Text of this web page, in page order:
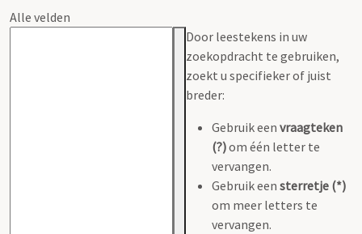
Alle velden
Door leestekens in uw
zoekopdracht te gebruiken,
zoekt u specifieker of juist
breder:
Gebruik een vraagteken
(?)om één letter te
vervangen.
Gebruik een sterretje (*)
om meer letters te
vervangen.